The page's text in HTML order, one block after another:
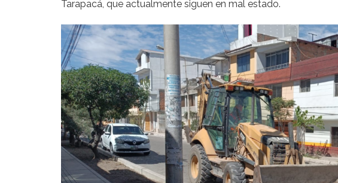
Tarapacá, que actualmente siguen en mal estado.